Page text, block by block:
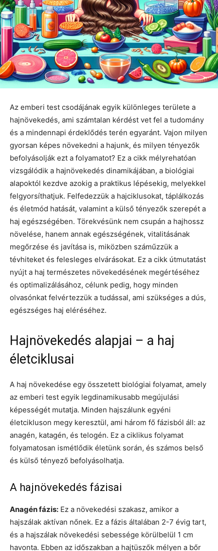
Az emberi test csodájának egyik különleges területe a
hajnövekedés, ami számtalan kérdést vet fel a tudomány
és a mindennapi érdeklődés terén egyaránt. Vajon milyen
gyorsan képes növekedni a hajunk, és milyen tényezők
befolyásolják ezt a folyamatot? Ez a cikk mélyrehatóan
vizsgálódik a hajnövekedés dinamikájában, a biológiai
alapoktól kezdve azokig a praktikus lépésekig, melyekkel
felgyorsíthatjuk. Felfedezzük a hajciklusokat, táplálkozás
és életmód hatását, valamint a külső tényezők szerepét a
haj egészségében. Törekvésünk nem csupán a hajhossz
növelése, hanem annak egészségének, vitalitásának
megőrzése és javítása is, miközben száműzzük a
tévhiteket és felesleges elvárásokat. Ez a cikk útmutatást
nyújt a haj természetes növekedésének megértéséhez
és optimalizálásához, célunk pedig, hogy minden
olvasónkat felvértezzük a tudással, ami szükséges a dús,
egészséges haj eléréséhez.
Hajnövekedés alapjai – a haj
életciklusai
A haj növekedése egy összetett biológiai folyamat, amely
az emberi test egyik legdinamikusabb megújulási
képességét mutatja. Minden hajszálunk egyéni
életcikluson megy keresztül, ami három fő fázisból áll: az
anagén, katagén, és telogén. Ez a ciklikus folyamat
folyamatosan ismétlődik életünk során, és számos belső
és külső tényező befolyásolhatja.
A hajnövekedés fázisai
Anagén fázis: Ez a növekedési szakasz, amikor a
hajszálak aktívan nőnek. Ez a fázis általában 2-7 évig tart,
és a hajszálak növekedési sebessége körülbelül 1 cm
havonta. Ebben az időszakban a hajtüszők mélyen a bőr